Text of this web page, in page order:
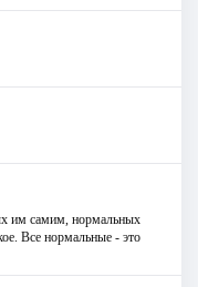
им самим, нормальных
Все нормальные - это